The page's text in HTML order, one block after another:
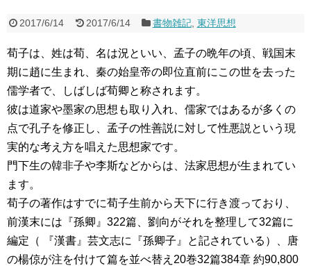
2017/6/14 2017/6/14 書物雑記, 東洋思想
荀子は、姓は荀、名は況といい、孟子の晩年の頃、戦国末
期に趙に生まれ、秦の始皇帝の即位直前にこの世を去った
儒学者で、しばしば荀卿と称されます。
彼は道家や墨家の思想も取り入れ、儒家ではあるが多くの
点で孔子を修正し、孟子の性善説に対して性悪説という現
実的な考え方を唱えた思想家です。
門下生の韓非子や李斯などからは、法家思想が生まれてい
ます。
荀子の著作はすでに荀子生前から天下に行き渡っており、
前漢末には『孫卿』322篇、劉向がそれを整理して32篇に
編定（ 『漢書』芸文志に『孫卿子』と記されている）、唐
の楊倞が注を付けて篇を並べ替え20巻32篇384章 約90,800